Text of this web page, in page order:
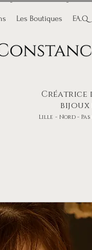
Les Boutiques F.A.Q
Créatrice
bijoux
Lille - Nord -